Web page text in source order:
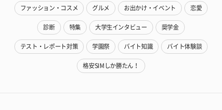
ファッション・コスメ グルメ お出かけ・イベント 恋愛
診断 特集 大学生インタビュー 奨学金
テスト・レポート対策 学園祭 バイト知識 バイト体験談
格安SIMしか勝たん！